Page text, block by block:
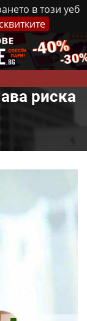
в този уеб
Контакти
риска